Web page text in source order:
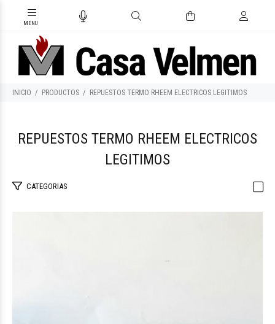
INICIO PRODUCTOS REPUESTOS TERMO RHEEM ELECTRICOS LEGITIMOS
REPUESTOS TERMO RHEEM ELECTRICOS
LEGITIMOS
CATEGORIAS